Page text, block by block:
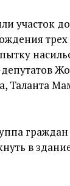
участок
депутатов
Таланта
в